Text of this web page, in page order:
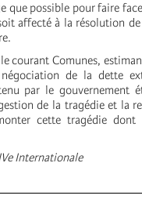
que possible pour faire
affecté à la résolution
courant Comunes,
de la dette
par le gouvernement
de la tragédie et la
cette tragédie dont
Internationale